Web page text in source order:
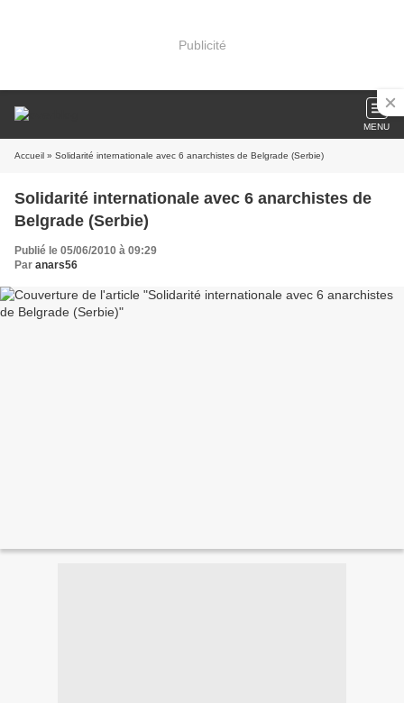
Publicité
MENU
Accueil » Solidarité internationale avec 6 anarchistes de Belgrade (Serbie)
Solidarité internationale avec 6 anarchistes de
Belgrade (Serbie)
Publié le 05/06/2010 à 09:29
Par anars56